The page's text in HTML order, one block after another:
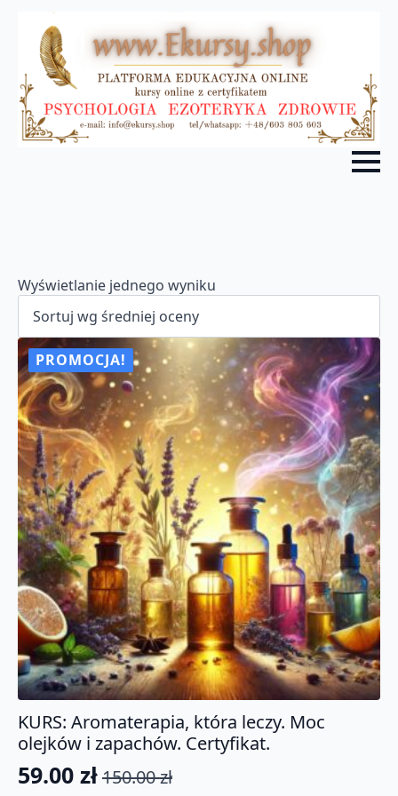
Wyświetlanie jednego wyniku
PROMOCJA!
KURS: Aromaterapia, która leczy. Moc
olejków i zapachów. Certyfikat.
150.00zł
Pierwotna
59.00 zł
Aktualna